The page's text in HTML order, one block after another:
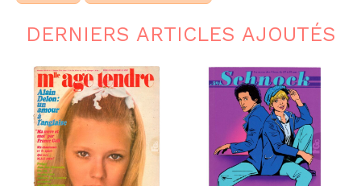
DERNIERS ARTICLES AJOUTÉS